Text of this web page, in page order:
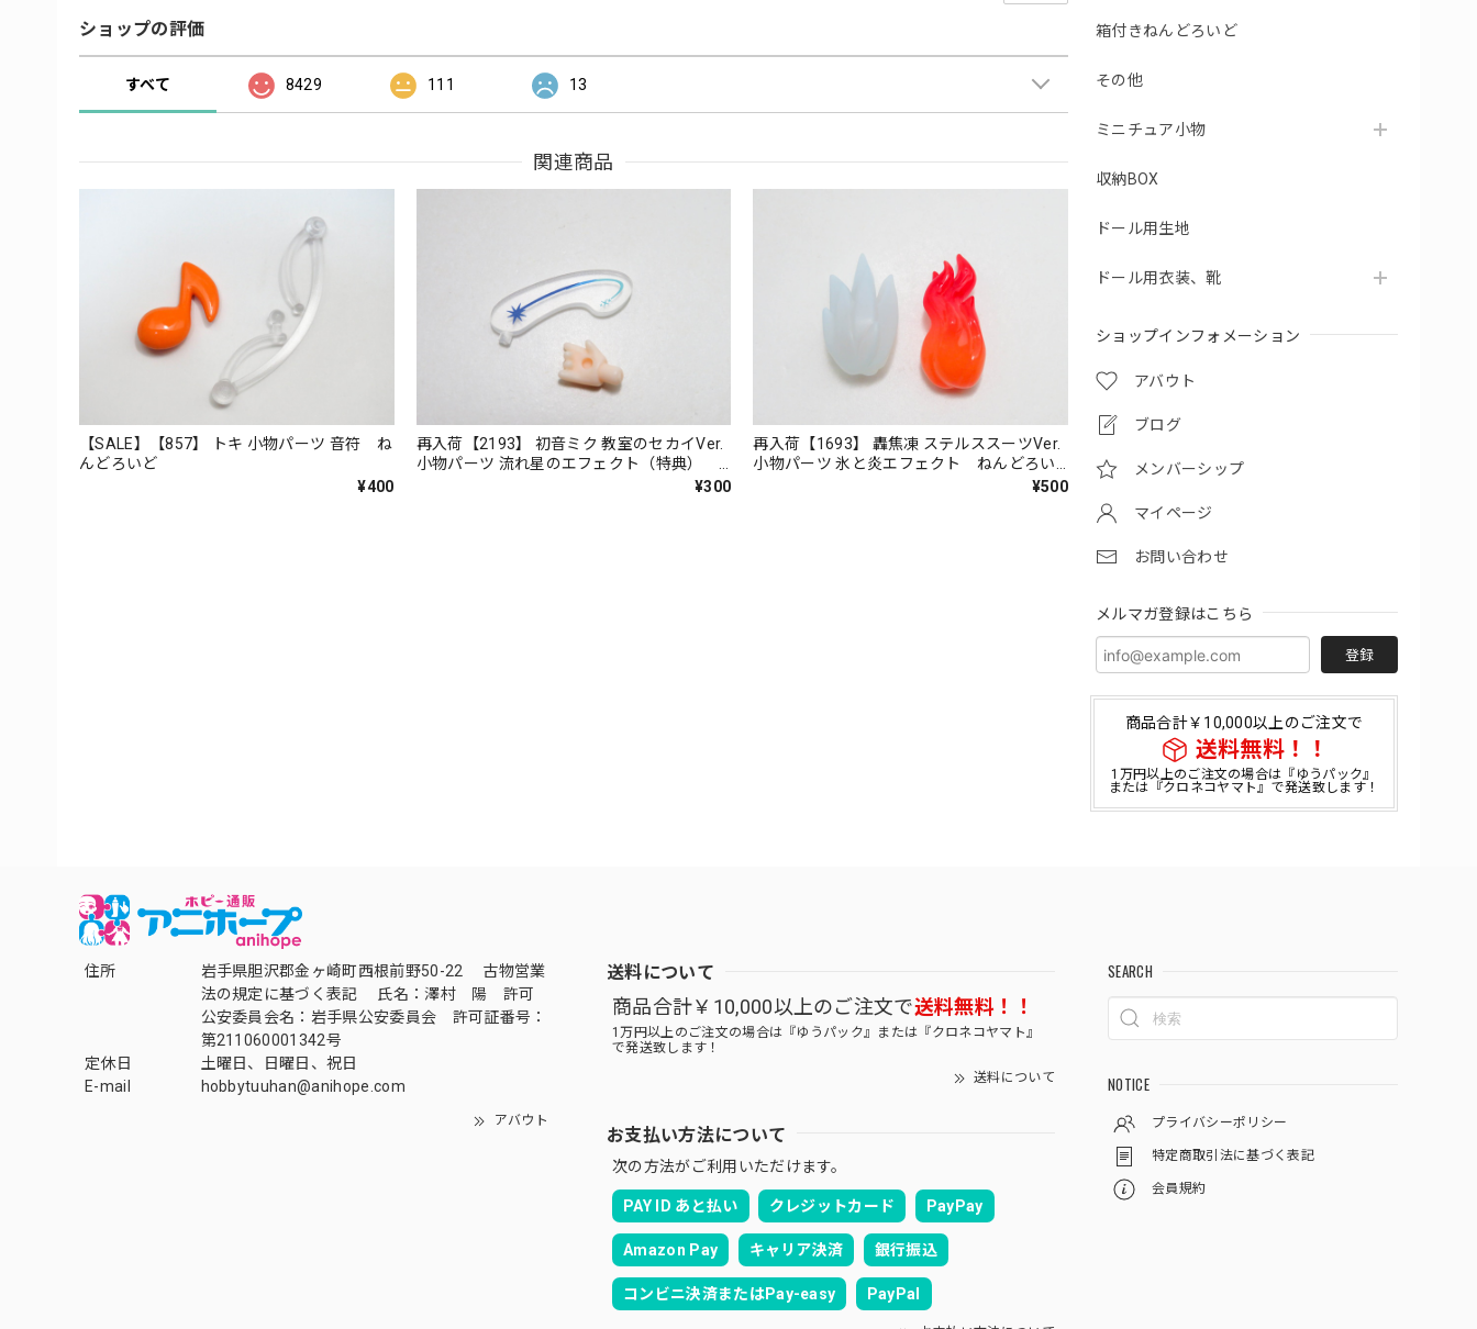
箱付きねんどろいど
その他
ミニチュア小物
収納BOX
ドール用生地
ドール用衣装、靴
ショップインフォメーション
アバウト
ブログ
メンバーシップ
マイページ
お問い合わせ
メルマガ登録はこちら
登録
商品合計￥10,000以上のご注文で
送料無料！！
1万円以上のご注文の場合は『ゆうパック』
または『クロネコヤマト』で発送致します！
ショップの評価
すべて 8429 111 13
関連商品
【SALE】【857】 トキ 小物パーツ 音符 ね
んどろいど
¥400
再入荷【2193】 初音ミク 教室のセカイVer.
小物パーツ 流れ星のエフェクト（特典）
¥300
再入荷【1693】 轟焦凍 ステルススーツVer.
小物パーツ 氷と炎エフェクト ねんどろい
¥500
住所
岩手県胆沢郡金ヶ崎町西根前野50-22 古物営業
法の規定に基づく表記 氏名：澤村 陽 許可
公安委員会名：岩手県公安委員会 許可証番号：
第211060001342号
定休日
土曜日、日曜日、祝日
E-mail
hobbytuuhan@anihope.com
アバウト
送料について
商品合計￥10,000以上のご注文で送料無料！！
1万円以上のご注文の場合は『ゆうパック』または『クロネコヤマト』
で発送致します！
送料について
お支払い方法について
次の方法がご利用いただけます。
PAY ID あと払い クレジットカード PayPay
Amazon Pay キャリア決済 銀行振込
コンビニ決済またはPay-easy PayPal
SEARCH
NOTICE
プライバシーポリシー
特定商取引法に基づく表記
会員規約